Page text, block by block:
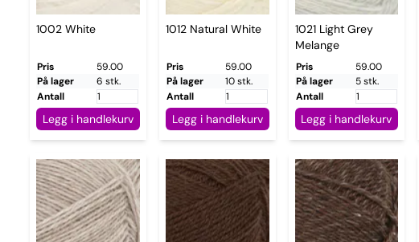
1002 White
Pris
59.00
På lager
6 stk.
Antall
Legg i handlekurv
1012 Natural White
Pris
59.00
På lager
10 stk.
Antall
Legg i handlekurv
1021 Light Grey
Melange
Pris
59.00
På lager
5 stk.
Antall
Legg i handlekurv